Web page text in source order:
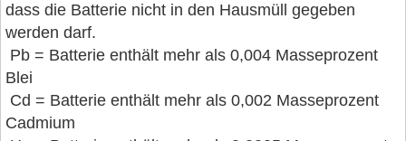
dass die Batterie nicht in den Hausmüll gegeben
werden darf.
Pb = Batterie enthält mehr als 0,004 Masseprozent
Blei
Cd = Batterie enthält mehr als 0,002 Masseprozent
Cadmium